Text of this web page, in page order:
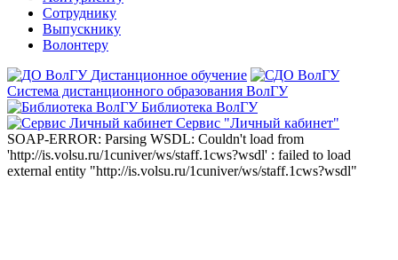
Сотруднику
Выпускнику
Волонтеру
Дистанционное обучение
Система дистанционного образования ВолГУ
Библиотека ВолГУ
Сервис "Личный кабинет"
SOAP-ERROR: Parsing WSDL: Couldn't load from
'http://is.volsu.ru/1cuniver/ws/staff.1cws?wsdl' : failed to load
external entity "http://is.volsu.ru/1cuniver/ws/staff.1cws?wsdl"